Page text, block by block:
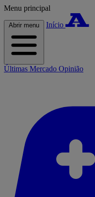
Menu principal
Abrir menu Início
Últimas Mercado Opinião